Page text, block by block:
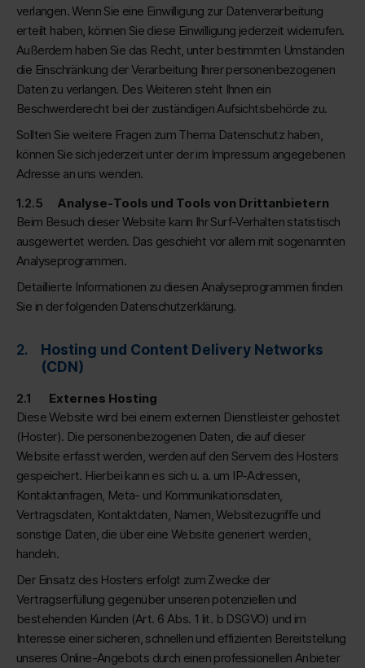
verlangen. Wenn Sie eine Einwilligung zur Datenverarbeitung
erteilt haben, können Sie diese Einwilligung jederzeit widerrufen.
Außerdem haben Sie das Recht, unter bestimmten Umständen
die Einschränkung der Verarbeitung Ihrer personenbezogenen
Daten zu verlangen. Des Weiteren steht Ihnen ein
Beschwerderecht bei der zuständigen Aufsichtsbehörde zu.
Sollten Sie weitere Fragen zum Thema Datenschutz haben,
können Sie sich jederzeit unter der im Impressum angegebenen
Adresse an uns wenden.
Analyse-Tools und Tools von Drittanbietern
Beim Besuch dieser Website kann Ihr Surf-Verhalten statistisch
ausgewertet werden. Das geschieht vor allem mit sogenannten
Analyseprogrammen.
Detaillierte Informationen zu diesen Analyseprogrammen finden
Sie in der folgenden Datenschutzerklärung.
Hosting und Content Delivery Networks
(CDN)
Externes Hosting
Diese Website wird bei einem externen Dienstleister gehostet
(Hoster). Die personenbezogenen Daten, die auf dieser
Website erfasst werden, werden auf den Servern des Hosters
gespeichert. Hierbei kann es sich u. a. um IP-Adressen,
Kontaktanfragen, Meta- und Kommunikationsdaten,
Vertragsdaten, Kontaktdaten, Namen, Websitezugriffe und
sonstige Daten, die über eine Website generiert werden,
handeln.
Der Einsatz des Hosters erfolgt zum Zwecke der
Vertragserfüllung gegenüber unseren potenziellen und
bestehenden Kunden (Art. 6 Abs. 1 lit. b DSGVO) und im
Interesse einer sicheren, schnellen und effizienten Bereitstellung
unseres Online-Angebots durch einen professionellen Anbieter